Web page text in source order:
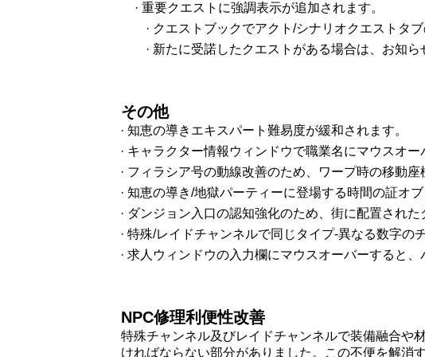
· 重要クエストに強調表示が追加されます。
· クエストブックでアクト/シナリオクエストタ
· 新たに受諾したクエストがある場合は、お知
その他
· 知恵の導きエキスパート難易度が緩和されます。
· キャラクター情報ウィンドウで職業名にマウスオ
· フィラシア号の動線改善のため、ワープ時の移動
· 知恵の導き/地獄パーティーに登場する時間の証オ
· ダンジョン入口の認知強化のため、街に配置され
· 特殊/レイドチャンネルで同じタイプ-異なる数字の
· 求人ウィンドウの入力欄にマウスオーバーすると
NPC修理利便性改善
特殊チャンネル及びレイドチャンネルで装備融合や
ければならない部分がありました。この不便を解消